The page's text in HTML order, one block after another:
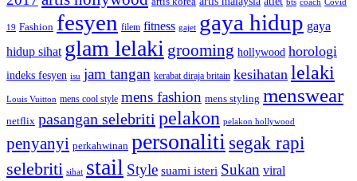
19 Fashion fesyen filem fitness gajet gaya hidup gaya
hidup sihat glam lelaki grooming hollywood horologi
indeks fesyen isu jam tangan kerabat diraja britain kesihatan lelaki
Louis Vuitton mens cool style mens fashion mens styling menswear
netflix pasangan selebriti pelakon pelakon hollywood
penyanyi perkahwinan personalitisegak rapi
selebriti sihat stail Style suami isteri Sukan viral